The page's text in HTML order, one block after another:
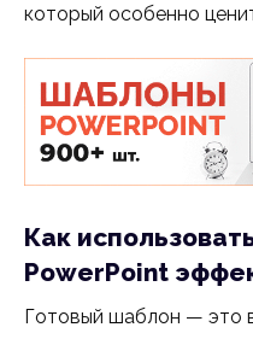
который особенно
Как
PowerPoint
Готовый шаблон — это